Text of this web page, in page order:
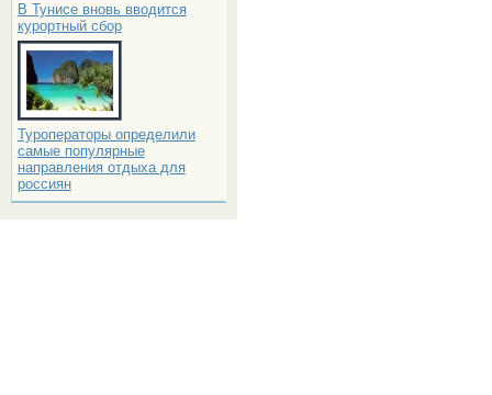
В Тунисе вновь вводится
курортный сбор
Туроператоры определили
самые популярные
направления отдыха для
россиян